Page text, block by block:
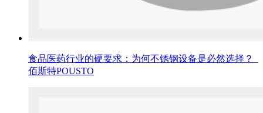
食品医药行业的硬要求：为何不锈钢设备是必然选择？_
佰斯特POUSTO